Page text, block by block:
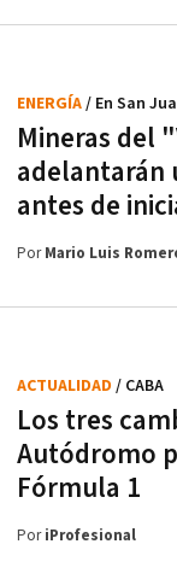
Mineras del
adelantarán
antes de
ENERGÍA/ En San
PorMario Luis
Los tres
Autódromo
Fórmula 1
ACTUALIDAD / CABA
PoriProfesional